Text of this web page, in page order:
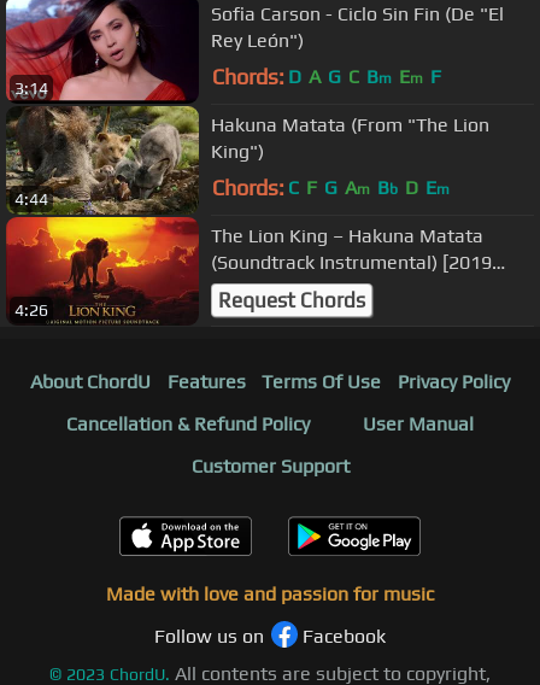
3:14
Sofia Carson - Ciclo Sin Fin (De "El
Rey León")
Chords: D A G C Bm Em F
4:44
Hakuna Matata (From "The Lion
King")
Chords: C F G Am Bb D Em
4:26
The Lion King – Hakuna Matata
(Soundtrack Instrumental) [2019
Version]
Request Chords
About ChordU Features Terms Of Use
Privacy Policy
Cancellation & Refund Policy
User Manual
Customer Support
Made with love and passion for music
Follow us on
Facebook
© 2023 ChordU. All contents are subject to copyright,